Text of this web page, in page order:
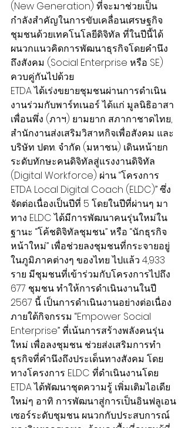
(New Generation) ที่จะมาช่วยเป็น
กำลังสำคัญในการขับเคลื่อนเศรษฐกิจ
ชุมชนด้วยเทคโนโลยีดิจิทัล ที่ในปีนี้ได้
ผนวกแนวคิดการพัฒนาธุรกิจโดยคำนึง
ถึงสังคม (Social Enterprise หรือ SE)
ควบคู่กันไปด้วย
ETDA ได้เร่งขยายชุมชนผ่านการดำเนิน
งานร่วมกับพาร์ทเนอร์ ได้แก่ มูลนิธิอาสา
เพื่อนพึ่ง (ภาฯ) ยามยาก สภากาชาดไทย,
สำนักงานส่งเสริมวิสาหกิจเพื่อสังคม และ
บริษัท ปตท. จำกัด (มหาชน) เดินหน้ายก
ระดับทักษะคนดิจิทัลสู่แรงงานดิจิทัล
(Digital Workforce) ผ่าน “โครงการ
ETDA Local Digital Coach (ELDC)” ซึ่ง
จัดต่อเนื่องเป็นปีที่ 5 โดยในปีที่ผ่านๆ มา
ทาง ELDC ได้มีการพัฒนาคนรุ่นใหม่ใน
ฐานะ “โค้ชดิจิทัลชุมชน” หรือ “นักธุรกิจ
หน้าใหม่” เพื่อช่วยลงชุมชนที่กระจายอยู่
ในภูมิภาคต่างๆ ของไทย ไปแล้ว 4,933
ราย มีชุมชนที่เข้าร่วมกับโครงการไปถึง
677 ชุมชน ทำให้การดำเนินงานในปี
2567 นี้ เป็นการดำเนินงานอย่างต่อเนื่อง
ภายใต้กิจกรรม “Empower Social
Enterprise” ที่เน้นการสร้างพลังคนรุ่น
ใหม่ เพื่อลงชุมชน ช่วยส่งเสริมการทำ
ธุรกิจที่คำนึงถึงประเด็นทางสังคม โดย
ทางโครงการ ELDC ที่ดำเนินงานโดย
ETDA ได้พัฒนาชุดความรู้ เพิ่มเติมไอเดีย
ใหม่ๆ อาทิ การพัฒนาสู่การเป็นอินฟลูเอน
เซอร์ระดับชุมชน ผนวกกับประสบการณ์